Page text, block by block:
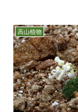
高山植物